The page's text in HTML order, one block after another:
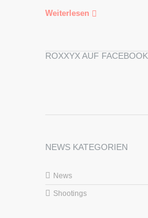
Weiterlesen
ROXXYX AUF FACEBOOK
NEWS KATEGORIEN
News
Shootings